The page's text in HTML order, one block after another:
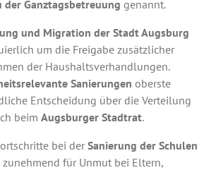
der Ganztagsbetreuung genannt.
und Migration der Stadt Augsburg
um die Freigabe zusätzlicher
der Haushaltsverhandlungen.
Sanierungen oberste
Entscheidung über die Verteilung
beim Augsburger Stadtrat.
bei der Sanierung der Schulen
zunehmend für Unmut bei Eltern,